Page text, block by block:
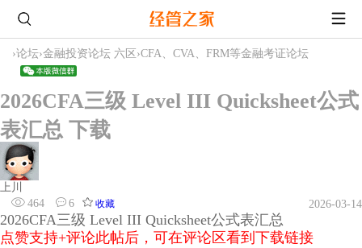
›论坛›金融投资论坛 六区 ›CFA、CVA、FRM等金融考证论坛
2026CFA三级 Level III Quicksheet公式
表汇总 下载
上川
464
6 收藏 2026-03-14
2026CFA三级 Level III Quicksheet公式表汇总
点赞支持+评论此帖后，可在评论区看到下载链接